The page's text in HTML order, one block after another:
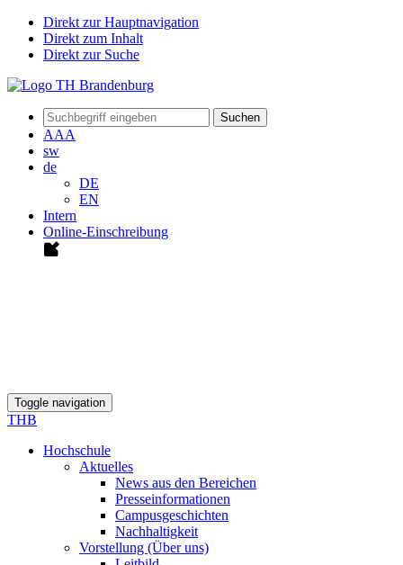
Direkt zur Hauptnavigation
Direkt zum Inhalt
Direkt zur Suche
Suchen
AAA
sw
de
DE
EN
Intern
Online-Einschreibung
Toggle navigation
THB
Hochschule
Aktuelles
News aus den Bereichen
Presseinformationen
Campusgeschichten
Nachhaltigkeit
Vorstellung (Über uns)